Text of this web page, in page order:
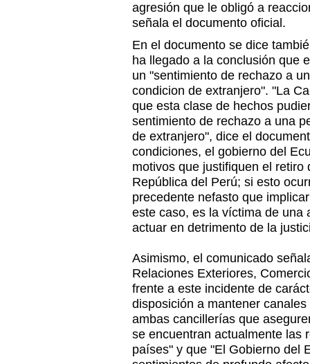
agresión que le obligó a
señala el documento oficial.
En el documento se dice
ha llegado a la conclusión que
un "sentimiento de rechazo a
condicion de extranjero". "La
que esta clase de hechos
sentimiento de rechazo a una
de extranjero", dice el
condiciones, el gobierno del
motivos que justifiquen el retiro
República del Perú; si esto
precedente nefasto que
este caso, es la víctima de una
actuar en detrimento de la
Asimismo, el comunicado
Relaciones Exteriores,
frente a este incidente de
disposición a mantener
ambas cancillerías que
se encuentran actualmente las
países" y que "El Gobierno del